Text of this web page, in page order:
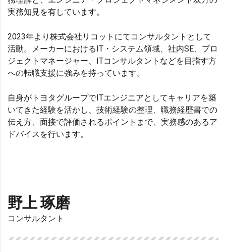
実務知見を有しています。
2023年より株式会社リコットにてコンサルタントとして
活動。メーカーにおけるIT・システム領域、社内SE、プロ
ジェクトマネージャー、ITコンサルタントなどを目指す方
への転職支援に強みを持っています。
自身がトヨタグループでITエンジニアとしてキャリアを築
いてきた経験を活かし、技術経験の整理、職務経歴書での
伝え方、面接で評価されるポイントまで、実務感のあるア
ドバイスを行います。
野上 琢磨
コンサルタント